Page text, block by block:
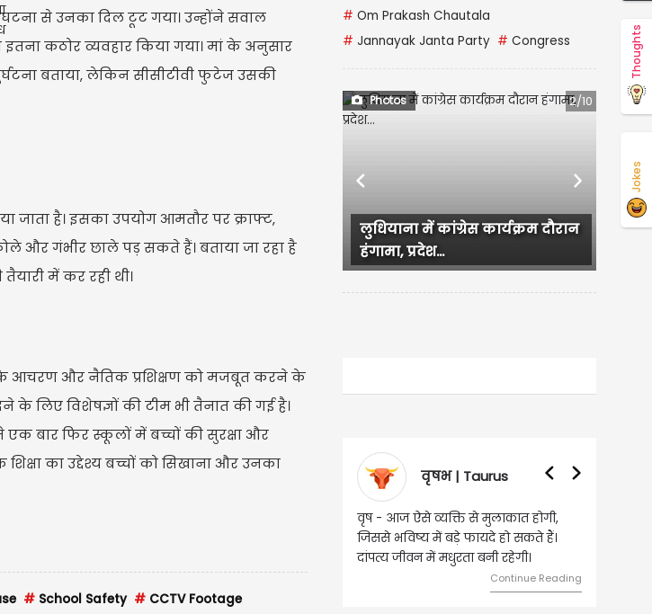
से उनका दिल टूट गया। उन्होंने सवाल
कठोर व्यवहार किया गया। मां के अनुसार
बताया, लेकिन सीसीटीवी फुटेज उसकी
है। इसका उपयोग आमतौर पर क्राफ्ट,
और गंभीर छाले पड़ सकते हैं। बताया जा रहा है
में कर रही थी।
के आचरण और नैतिक प्रशिक्षण को मजबूत करने के
के लिए विशेषज्ञों की टीम भी तैनात की गई है।
बार फिर स्कूलों में बच्चों की सुरक्षा और
का उद्देश्य बच्चों को सिखाना और उनका
# School Safety # CCTV Footage
# Om Prakash Chautala
# Jannayak Janta Party # Congress
Photos 2/10
लुधियाना में कांग्रेस कार्यक्रम दौरान
हंगामा, प्रदेश...
Previous Next
वृषभ | Taurus
वृष - आज ऐसे व्यक्ति से मुलाकात होगी,
जिससे भविष्य में बड़े फायदे हो सकते हैं।
दांपत्य जीवन में मधुरता बनी रहेगी।
Continue Reading
Thoughts
Jokes